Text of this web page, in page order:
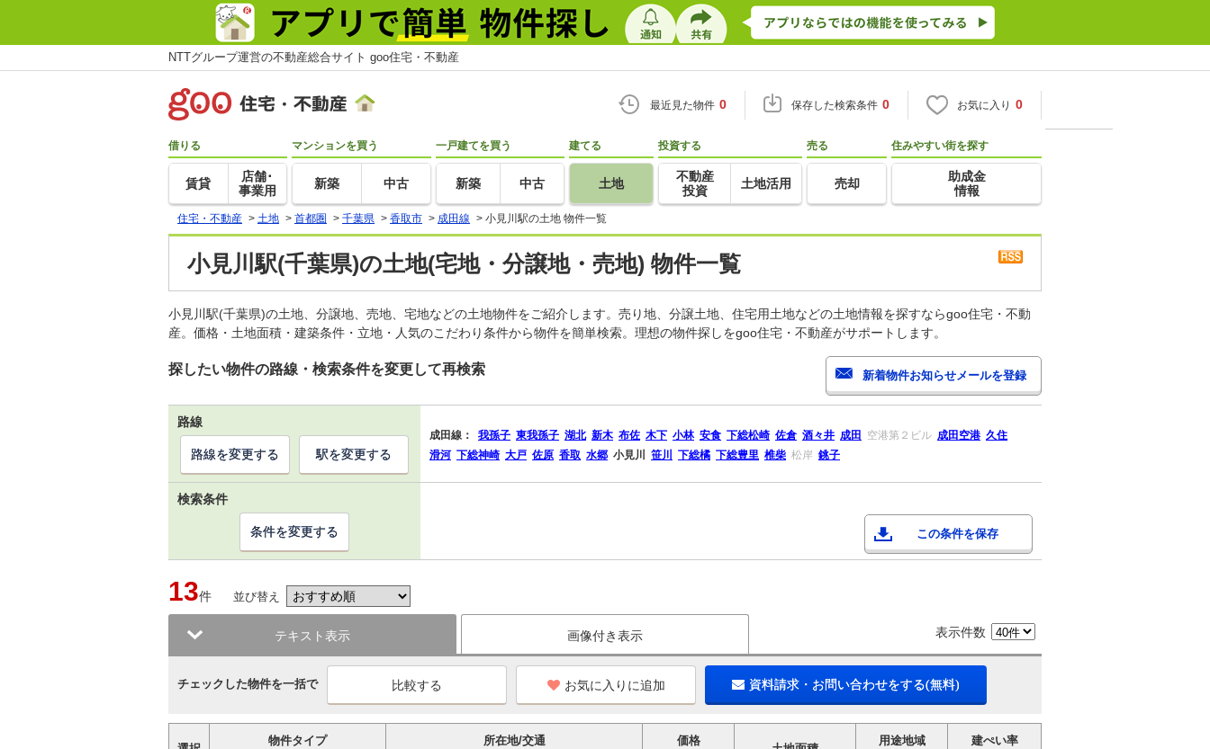
NTTグループ運営の不動産総合サイト goo住宅・不動産
最近見た物件 0 保存した検索条件 0 お気に入り 0
借りる
賃貸
店舗･
事業用
マンションを買う
新築 中古
一戸建てを買う
新築 中古
建てる
土地
投資する
不動産
投資
土地活用
売る
売却
住みやすい街を探す
助成金
情報
住宅・不動産 > 土地 > 首都圏 > 千葉県 > 香取市 > 成田線 > 小見川駅の土地 物件一覧
小見川駅(千葉県)の土地(宅地・分譲地・売地) 物件一覧
小見川駅(千葉県)の土地、分譲地、売地、宅地などの土地物件をご紹介します。売り地、分譲土地、住宅用土地などの土地情報を探すならgoo住宅・不動
産。価格・土地面積・建築条件・立地・人気のこだわり条件から物件を簡単検索。理想の物件探しをgoo住宅・不動産がサポートします。
探したい物件の路線・検索条件を変更して再検索
路線
成田線： 我孫子 東我孫子 湖北 新木 布佐 木下 小林 安食 下総松崎 佐倉 酒々井 成田 空港第２ビル 成田空港 久住
滑河 下総神崎 大戸 佐原 香取 水郷 小見川 笹川 下総橘 下総豊里 椎柴 松岸 銚子
路線を変更する 駅を変更する
検索条件
この条件を保存
条件を変更する
13件 並び替え
テキスト表示 画像付き表示 表示件数
チェックした物件を一括で お気に入りに追加 資料請求・お問い合わせをする(無料)
物件タイプ
所在地/交通
価格
用途地域
建ぺい率